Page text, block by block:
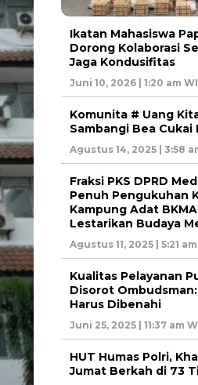
Ikatan Mahasiswa
Dorong Kolaborasi
Jaga Kondusifitas
Juni 10, 2026 | 1:20 am
Komunita # Uang
Sambangi Bea Cukai
Agustus 14, 2025 | 3:58
Fraksi PKS DPRD
Penuh Pengukuhan
Kampung Adat
Lestarikan Budaya
Agustus 11, 2025 | 5:21
Kualitas Pelayanan
Disorot
Harus Dibenahi
Juni 25, 2025 | 11:37 am
HUT Humas Polri,
Jumat Berkah di 73